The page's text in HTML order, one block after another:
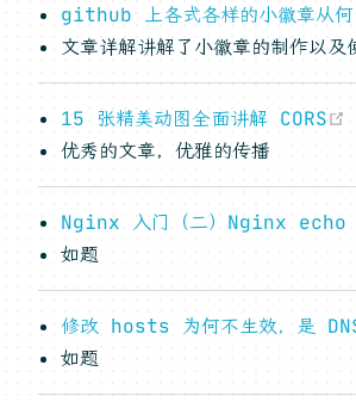
github 上各式各样的小徽章从何
文章详解讲解了小徽章的制作以及
15 张精美动图全面讲解 CORS
优秀的文章，优雅的传播
Nginx 入门（二）Nginx echo
如题
修改 hosts 为何不生效，是
如题